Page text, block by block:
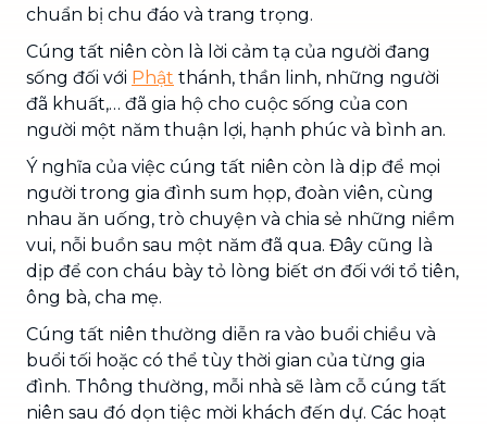
chuẩn bị chu đáo và trang trọng.
Cúng tất niên còn là lời cảm tạ của người đang
sống đối với Phật thánh, thần linh, những người
đã khuất,… đã gia hộ cho cuộc sống của con
người một năm thuận lợi, hạnh phúc và bình an.
Ý nghĩa của việc cúng tất niên còn là dịp để mọi
người trong gia đình sum họp, đoàn viên, cùng
nhau ăn uống, trò chuyện và chia sẻ những niềm
vui, nỗi buồn sau một năm đã qua. Đây cũng là
dịp để con cháu bày tỏ lòng biết ơn đối với tổ tiên,
ông bà, cha mẹ.
Cúng tất niên thường diễn ra vào buổi chiều và
buổi tối hoặc có thể tùy thời gian của từng gia
đình. Thông thường, mỗi nhà sẽ làm cỗ cúng tất
niên sau đó dọn tiệc mời khách đến dự. Các hoạt